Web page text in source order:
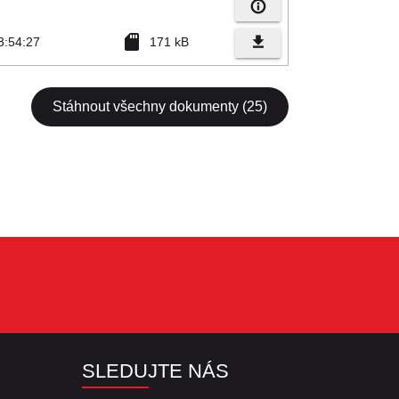
sd_card 171 kB
info_outline
file_download
Stáhnout všechny dokumenty (25)
SLEDUJTE NÁS